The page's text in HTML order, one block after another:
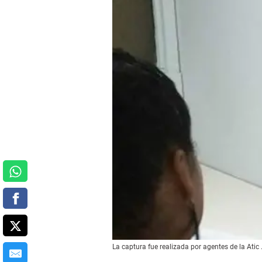
La captura fue realizada por agentes de la Atic .